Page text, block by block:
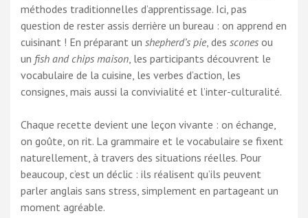
méthodes traditionnelles d’apprentissage. Ici, pas
question de rester assis derrière un bureau : on apprend en
cuisinant ! En préparant un shepherd’s pie, des scones ou
un fish and chips maison , les participants découvrent le
vocabulaire de la cuisine, les verbes d’action, les
consignes, mais aussi la convivialité et l’inter-culturalité.
Chaque recette devient une leçon vivante : on échange,
on goûte, on rit. La grammaire et le vocabulaire se fixent
naturellement, à travers des situations réelles. Pour
beaucoup, c’est un déclic : ils réalisent qu’ils peuvent
parler anglais sans stress, simplement en partageant un
moment agréable.